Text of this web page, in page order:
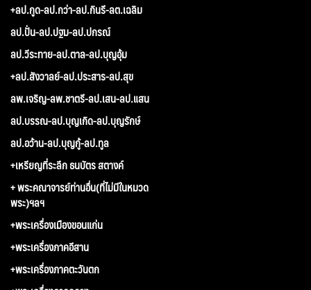
+ลป.กูด-ลป.กว่า-ลป.กินรี-ลต.เฉลิม
ลป.ปั่น-ลป.ปฐม-ลป.ปกรณ์
ลป.วีระทาย-ลป.ตาล-ลป.บุญอุ้ม
+ลป.สังวาลย์-ลป.ประสาร-ลป.สุข
ลพ.เจริญ-ลพ.ชาตรี-ลป.เสน-ลป.แสน
ลป.บรรณ-ลป.บุญเกิด-ลป.บุญรักษ์
ลป.อว้าน-ลป.บุญกู้-ลป.ทูล
+เหรียญที่ระลึก ธนบัตร สตางค์
+ พระคณาจารย์ท่านอื่น(ที่ไม่มีในหมวด
พระ)ฯลฯ
+พระเครื่องเมืองขอนแก่น
+พระเครื่องภาคอีสาน
+พระเครื่องภาคตะวันตก